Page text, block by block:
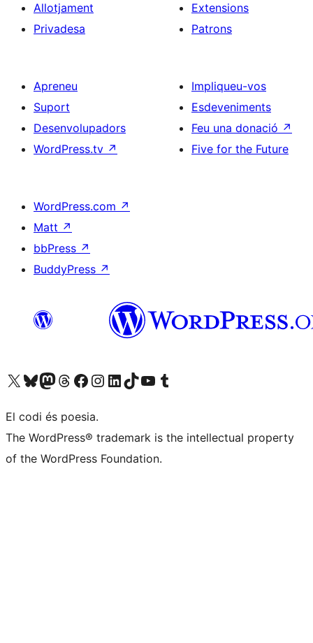
Allotjament
Privadesa
Extensions
Patrons
Apreneu
Suport
Desenvolupadors
WordPress.tv ↗
Impliqueu-vos
Esdeveniments
Feu una donació ↗
Five for the Future
WordPress.com ↗
Matt ↗
bbPress ↗
BuddyPress ↗
Visiteu el nostre compte X (abans Twitter)
Visiteu el nostre compte de Bluesky
Visiteu el nostre compte al Mastodon
Visiteu el nostre compte de Threads
Visiteu la nostra pàgina al Facebook
Visiteu el nostre compte d'Instagram
Visiteu el nostre compte de LinkedIn
Visiteu el nostre compte de TikTok
Visiteu el nostre canal al YouTube
Visiteu el nostre compte de Tumblr
El codi és poesia.
The WordPress® trademark is the intellectual property
of the WordPress Foundation.